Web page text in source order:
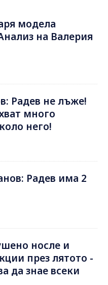
модела
на Валерия
Радев не лъже!
много
него!
Радев има 2
носле и
през лятотo -
да знае всеки